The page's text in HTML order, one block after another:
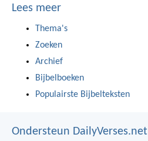
Lees meer
Thema's
Zoeken
Archief
Bijbelboeken
Populairste Bijbelteksten
Ondersteun DailyVerses.net